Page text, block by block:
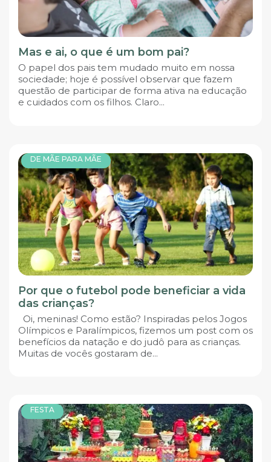
Mas e ai, o que é um bom pai?
O papel dos pais tem mudado muito em nossa
sociedade; hoje é possível observar que fazem
questão de participar de forma ativa na educação
e cuidados com os filhos. Claro...
DE MÃE PARA MÃE
Por que o futebol pode beneficiar a vida
das crianças?
Oi, meninas! Como estão? Inspiradas pelos Jogos
Olímpicos e Paralímpicos, fizemos um post com os
benefícios da natação e do judô para as crianças.
Muitas de vocês gostaram de...
FESTA